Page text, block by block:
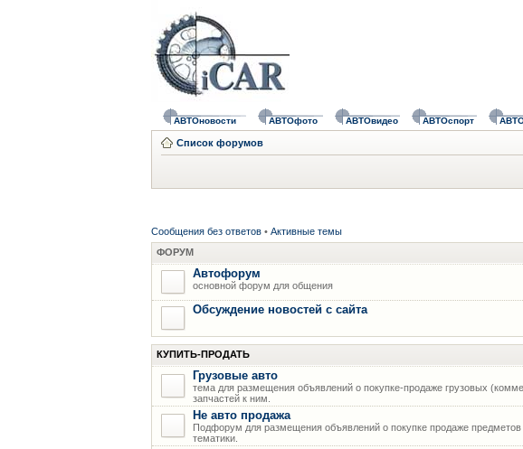
АВТОновости АВТОфото АВТОвидео АВТОспорт
Список форумов
Сообщения без ответов • Активные темы
ФОРУМ
Автофорум
основной форум для общения
Обсуждение новостей с сайта
КУПИТЬ-ПРОДАТЬ
Грузовые авто
тема для размещения объявлений о покупке-продаже грузовых
запчастей к ним.
Не авто продажа
Подфорум для размещения объявлений о покупке продаже
тематики.